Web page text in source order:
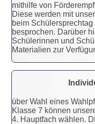
mithilfe von
Diese werden mit
beim
besprochen. Darüber
Schülerinnen und
Materialien zur
über Wahl eines
Klasse 7 können
4. Hauptfach wählen.